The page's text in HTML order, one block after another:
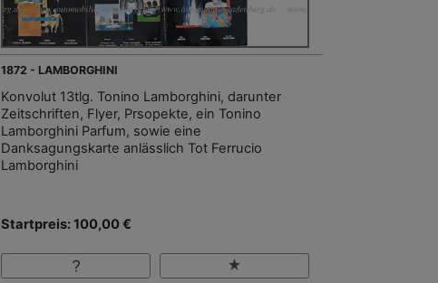
1872 - LAMBORGHINI
Konvolut 13tlg. Tonino Lamborghini, darunter
Zeitschriften, Flyer, Prsopekte, ein Tonino
Lamborghini Parfum, sowie eine
Danksagungskarte anlässlich Tot Ferrucio
Lamborghini
Startpreis: 100,00 €